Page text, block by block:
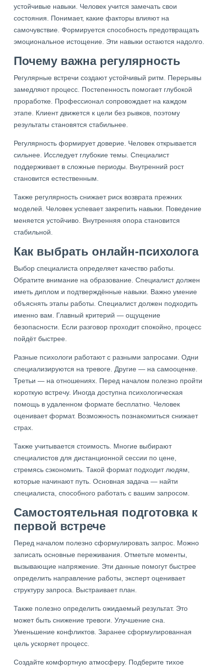
устойчивые навыки. Человек учится замечать свои
состояния. Понимает, какие факторы влияют на
самочувствие. Формируется способность предотвращать
эмоциональное истощение. Эти навыки остаются надолго.
Почему важна регулярность
Регулярные встречи создают устойчивый ритм. Перерывы
замедляют процесс. Постепенность помогает глубокой
проработке. Профессионал сопровождает на каждом
этапе. Клиент движется к цели без рывков, поэтому
результаты становятся стабильнее.
Регулярность формирует доверие. Человек открывается
сильнее. Исследует глубокие темы. Специалист
поддерживает в сложные периоды. Внутренний рост
становится естественным.
Также регулярность снижает риск возврата прежних
моделей. Человек успевает закрепить навыки. Поведение
меняется устойчиво. Внутренняя опора становится
стабильной.
Как выбрать онлайн-психолога
Выбор специалиста определяет качество работы.
Обратите внимание на образование. Специалист должен
иметь диплом и подтверждённые навыки. Важно умение
объяснять этапы работы. Специалист должен подходить
именно вам. Главный критерий — ощущение
безопасности. Если разговор проходит спокойно, процесс
пойдёт быстрее.
Разные психологи работают с разными запросами. Одни
специализируются на тревоге. Другие — на самооценке.
Третьи — на отношениях. Перед началом полезно пройти
короткую встречу. Иногда доступна психологическая
помощь в удаленном формате бесплатно. Человек
оценивает формат. Возможность познакомиться снижает
страх.
Также учитывается стоимость. Многие выбирают
специалистов для дистанционной сессии по цене,
стремясь сэкономить. Такой формат подходит людям,
которые начинают путь. Основная задача — найти
специалиста, способного работать с вашим запросом.
Самостоятельная подготовка к
первой встрече
Перед началом полезно сформулировать запрос. Можно
записать основные переживания. Отметьте моменты,
вызывающие напряжение. Эти данные помогут быстрее
определить направление работы, эксперт оценивает
структуру запроса. Выстраивает план.
Также полезно определить ожидаемый результат. Это
может быть снижение тревоги. Улучшение сна.
Уменьшение конфликтов. Заранее сформулированная
цель ускоряет процесс.
Создайте комфортную атмосферу. Подберите тихое